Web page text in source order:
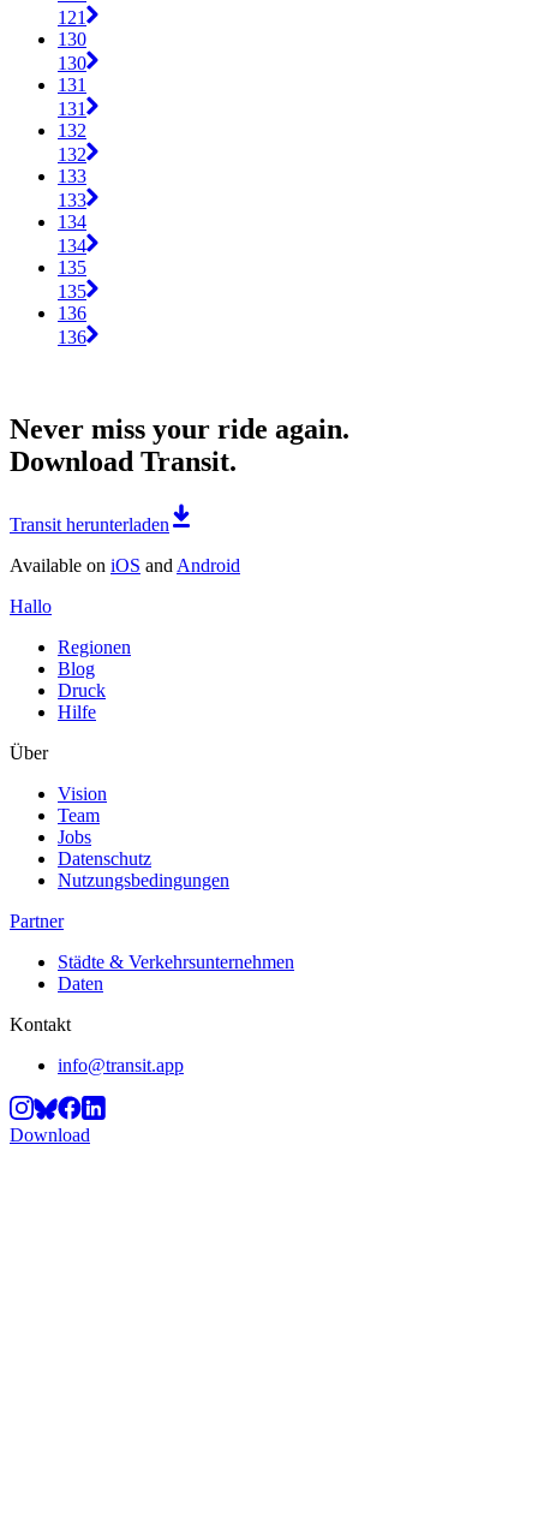
121
130
130
131
131
132
132
133
133
134
134
135
135
136
136
Never miss your ride again.
Download Transit.
Transit herunterladen
Available on iOS and Android
Hallo
Regionen
Blog
Druck
Hilfe
Über
Vision
Team
Jobs
Datenschutz
Nutzungsbedingungen
Partner
Städte & Verkehrsunternehmen
Daten
Kontakt
info@transit.app
Download